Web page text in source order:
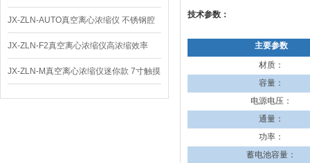
仪 低温功能
JX-ZLN-AUTO真空离心浓缩仪 不锈钢腔
体
JX-ZLN-F2真空离心浓缩仪高浓缩效率
JX-ZLN-M真空离心浓缩仪迷你款 7寸触摸
屏
技术参数：
主要参数
材质：
容量：
电源电压：
通量：
功率：
蓄电池容量：